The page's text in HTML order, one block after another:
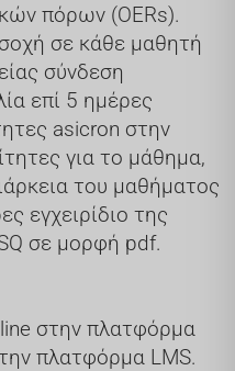
πόρων (OERs).
σε κάθε μαθητή
σύνδεση
επί 5 ημέρες
asicron στην
για το μάθημα,
του μαθήματος
εγχειρίδιο της
σε μορφή pdf.
στην πλατφόρμα
πλατφόρμα LMS.